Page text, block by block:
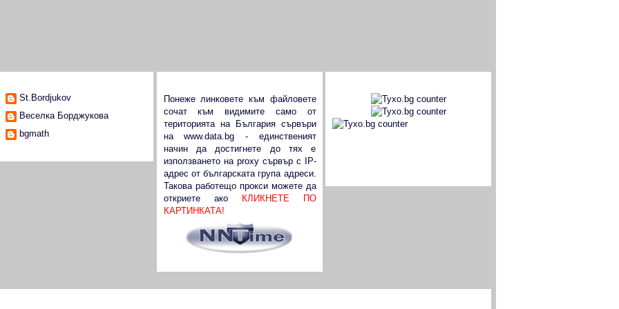
St.Bordjukov
Веселка Борджукова
bgmath
Понеже линковете към файловете
сочат към видимите само от
територията на България сървъри
наwww.data.bg - единственият
начин да достигнете до тях е
използването на proxy сървър с IP-
адрес от българската група адреси.
Такова работещо прокси можете да
откриете ако
КЛИКНЕТЕ ПО
КАРТИНКАТА!